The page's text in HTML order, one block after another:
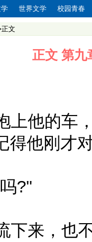
世界文学 校园青春
正文
正文 第九
他的车
得他刚才
?"
来，也